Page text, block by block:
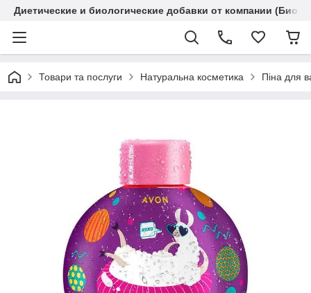
Диетические и биологические добавки от компании
Товари та послуги Натуральна косметика Піна для